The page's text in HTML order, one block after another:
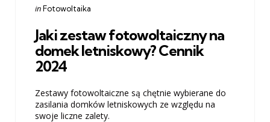
Categories
Posted
inFotowoltaika
Jaki zestaw fotowoltaiczny na
domek letniskowy? Cennik
2024
Zestawy fotowoltaiczne są chętnie wybierane do
zasilania domków letniskowych ze względu na
swoje liczne zalety.